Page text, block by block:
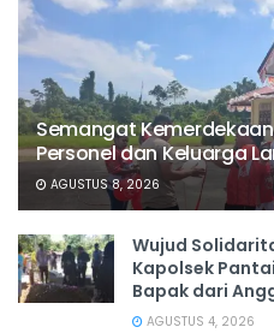
Semangat
Personel dan Keluarga
AGUSTUS 8, 2026
Wujud
Kapolsek
Bapak dari
AGUSTUS 4, 2026